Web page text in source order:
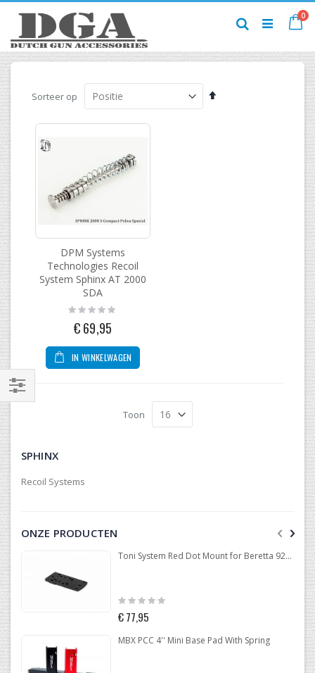
naar
de
inhoud
0
Zoek
Sorteer op
Van
DPM Systems
Technologies Recoil
System Sphinx AT 2000
SDA
Rating:
0%
€ 69,95
IN WINKELWAGEN
Toon
SPHINX
Recoil Systems
Filteren
ONZE PRODUCTEN
Toni System Red Dot Mount for Beretta 92-96-98
Rating:
0%
€ 77,95
MBX PCC 4'' Mini Base Pad With Spring